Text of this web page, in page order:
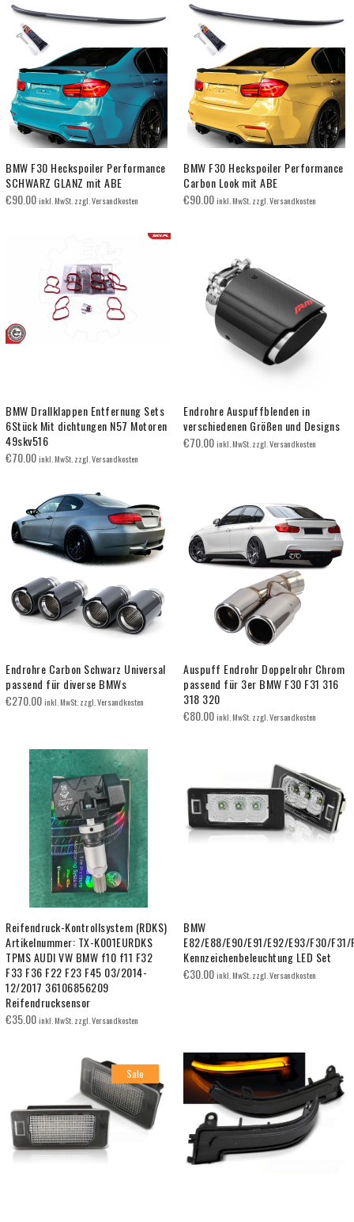
BMW F30 Heckspoiler Performance
SCHWARZ GLANZ mit ABE
€90.00inkl. MwSt. zzgl. Versandkosten
BMW F30 Heckspoiler Performance
Carbon Look mit ABE
€90.00inkl. MwSt. zzgl. Versandkosten
BMW Drallklappen Entfernung Sets
6Stück Mit dichtungen N57 Motoren
49skv516
€70.00inkl. MwSt. zzgl. Versandkosten
Endrohre Auspuffblenden in
verschiedenen Größen und Designs
€70.00inkl. MwSt. zzgl. Versandkosten
Endrohre Carbon Schwarz Universal
passend für diverse BMWs
€270.00inkl. MwSt. zzgl. Versandkosten
Auspuff Endrohr Doppelrohr Chrom
passend für 3er BMW F30 F31 316
318 320
€80.00inkl. MwSt. zzgl. Versandkosten
Reifendruck-Kontrollsystem (RDKS)
Artikelnummer: TX-K001EURDKS
TPMS AUDI VW BMW f10 f11 F32
F33 F36 F22 F23 F45 03/2014-
12/2017 36106856209
Reifendrucksensor
€35.00inkl. MwSt. zzgl. Versandkosten
BMW
E82/E88/E90/E91/E92/E93/F30/
Kennzeichenbeleuchtung LED Set
€30.00inkl. MwSt. zzgl. Versandkosten
Sale